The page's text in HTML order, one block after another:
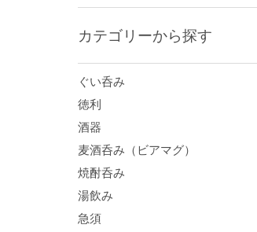
カテゴリーから探す
ぐい呑み
徳利
酒器
麦酒呑み（ビアマグ）
焼酎呑み
湯飲み
急須